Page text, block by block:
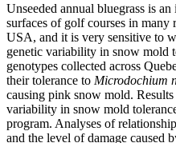
Unseeded annual bluegrass is
surfaces of golf courses in many
USA, and it is very sensitive to
genetic variability in snow mold
genotypes collected across
their tolerance to Microdochium
causing pink snow mold.
variability in snow mold
program. Analyses of
and the level of damage caused